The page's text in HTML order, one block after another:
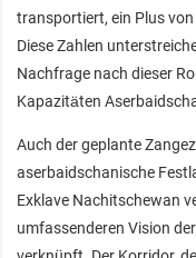
transportiert, ein Plus von
Diese Zahlen
Nachfrage nach dieser
Kapazitäten
Auch der geplante
aserbaidschanische
Exklave Nachitschewan
umfassenderen Vision